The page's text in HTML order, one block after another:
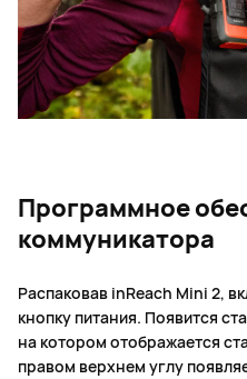
Программное
коммуникатора
Распаковав inReach Mini 2,
кнопку питания. Появится
на котором отображается
правом верхнем углу